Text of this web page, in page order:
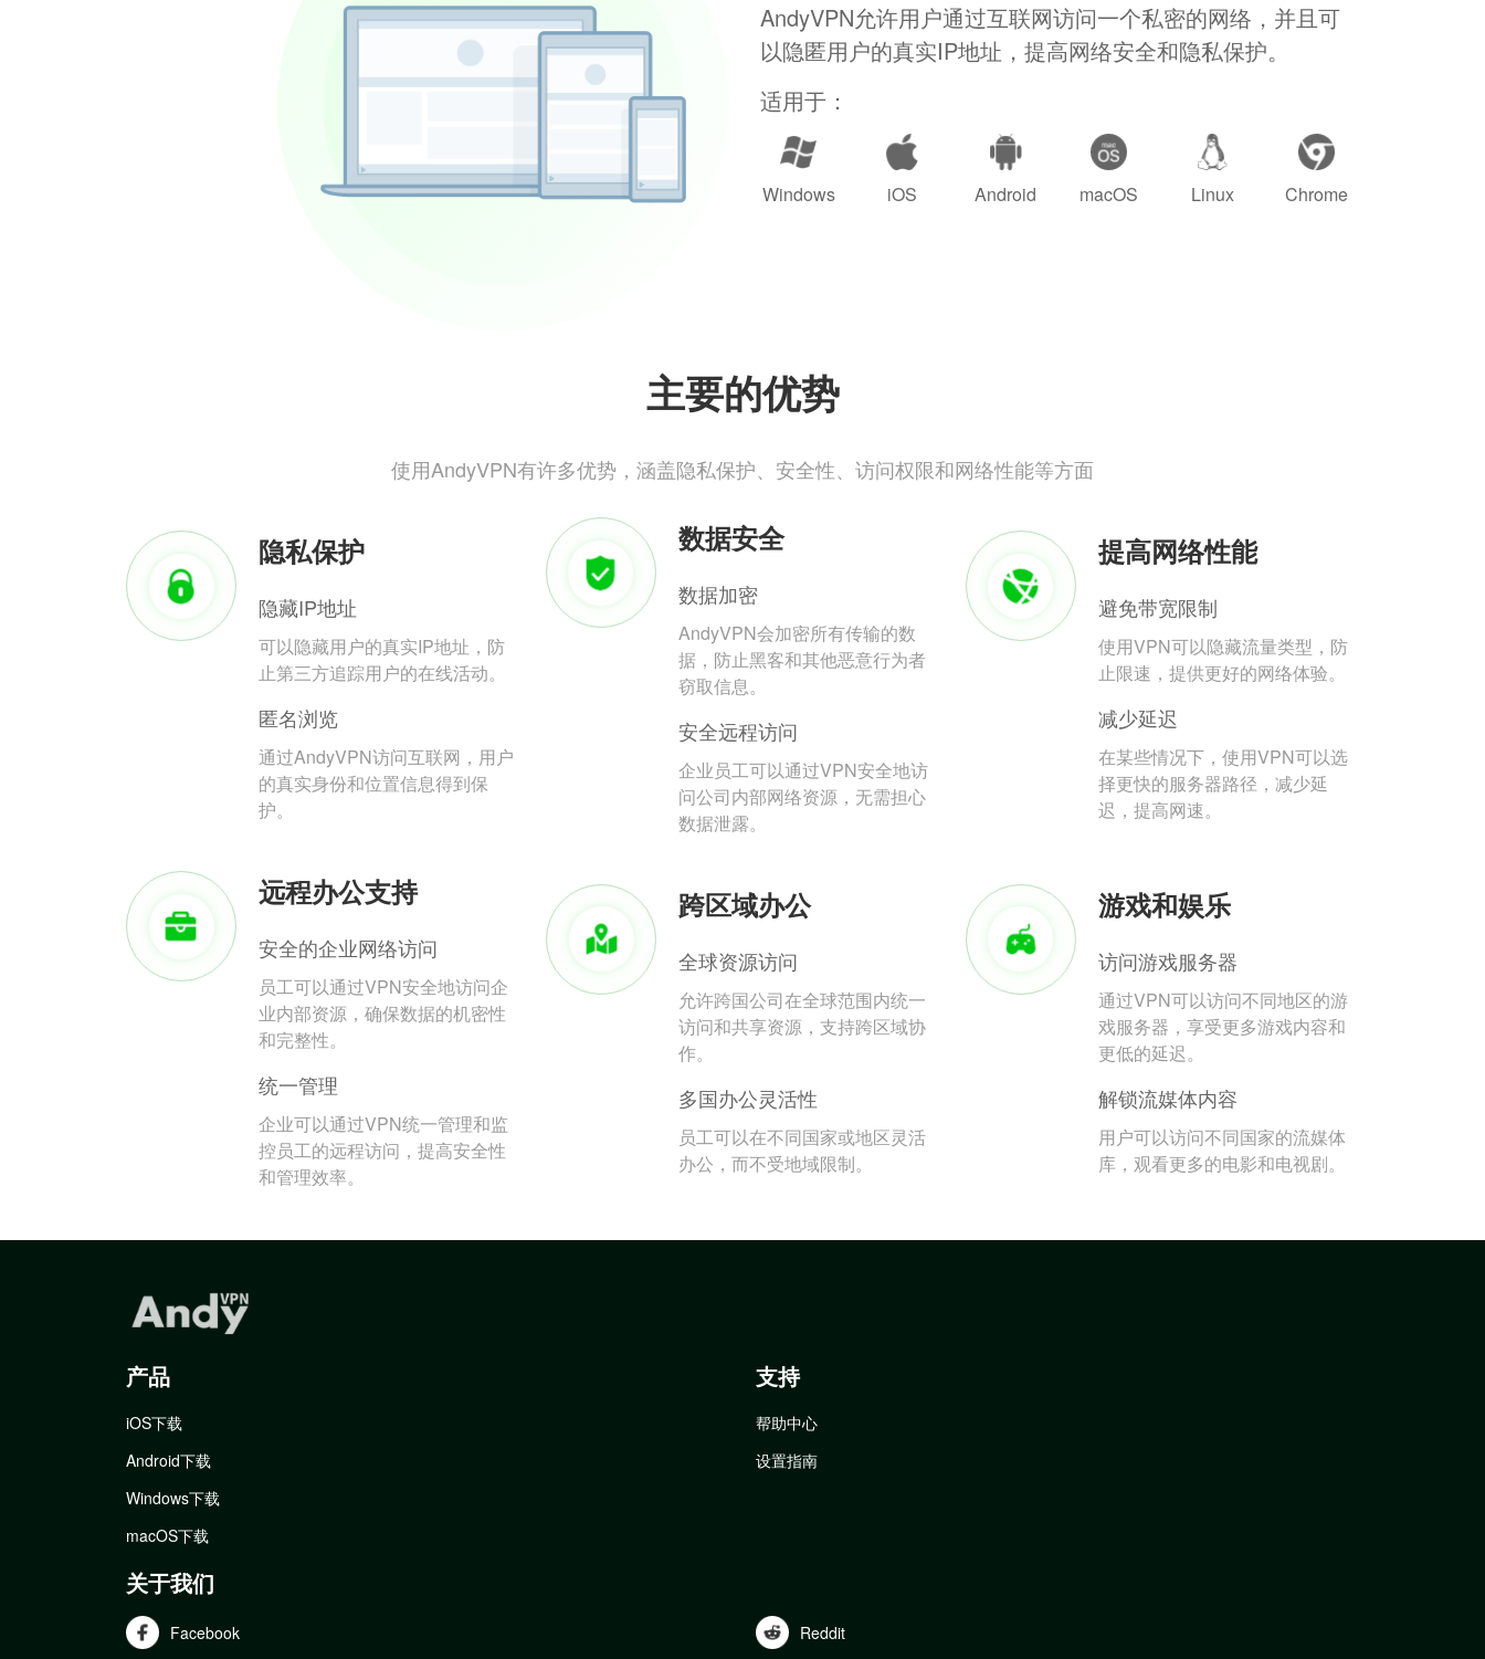
AndyVPN允许用户通过互联网访问一个私密的网络，并且可
以隐匿用户的真实IP地址，提高网络安全和隐私保护。
适用于：
Windows iOS Android macOS Linux Chrome
主要的优势
使用AndyVPN有许多优势，涵盖隐私保护、安全性、访问权限和网络性能等方面
隐私保护
隐藏IP地址
可以隐藏用户的真实IP地址，防
止第三方追踪用户的在线活动。
匿名浏览
通过AndyVPN访问互联网，用户
的真实身份和位置信息得到保
护。
数据安全
数据加密
AndyVPN会加密所有传输的数
据，防止黑客和其他恶意行为者
窃取信息。
安全远程访问
企业员工可以通过VPN安全地访
问公司内部网络资源，无需担心
数据泄露。
提高网络性能
避免带宽限制
使用VPN可以隐藏流量类型，防
止限速，提供更好的网络体验。
减少延迟
在某些情况下，使用VPN可以选
择更快的服务器路径，减少延
迟，提高网速。
远程办公支持
安全的企业网络访问
员工可以通过VPN安全地访问企
业内部资源，确保数据的机密性
和完整性。
统一管理
企业可以通过VPN统一管理和监
控员工的远程访问，提高安全性
和管理效率。
跨区域办公
全球资源访问
允许跨国公司在全球范围内统一
访问和共享资源，支持跨区域协
作。
多国办公灵活性
员工可以在不同国家或地区灵活
办公，而不受地域限制。
游戏和娱乐
访问游戏服务器
通过VPN可以访问不同地区的游
戏服务器，享受更多游戏内容和
更低的延迟。
解锁流媒体内容
用户可以访问不同国家的流媒体
库，观看更多的电影和电视剧。
产品
iOS下载
Android下载
Windows下载
macOS下载
支持
帮助中心
设置指南
关于我们
Facebook Reddit